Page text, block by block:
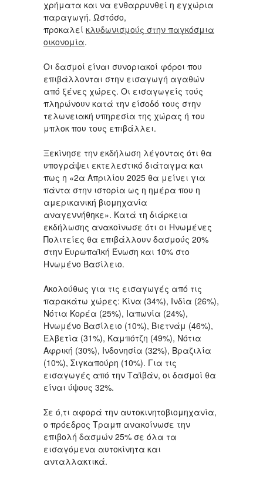
χρήματα και να ενθαρρυνθεί η εγχώρια
παραγωγή. Ωστόσο,
προκαλεί κλυδωνισμούς στην παγκόσμια
οικονομία.
Οι δασμοί είναι συνοριακοί φόροι που
επιβάλλονται στην εισαγωγή αγαθών
από ξένες χώρες. Οι εισαγωγείς τούς
πληρώνουν κατά την είσοδό τους στην
τελωνειακή υπηρεσία της χώρας ή του
μπλοκ που τους επιβάλλει.
Ξεκίνησε την εκδήλωση λέγοντας ότι θα
υπογράψει εκτελεστικό διάταγμα και
πως η «2α Απριλίου 2025 θα μείνει για
πάντα στην ιστορία ως η ημέρα που η
αμερικανική βιομηχανία
αναγεννήθηκε». Κατά τη διάρκεια
εκδήλωσης ανακοίνωσε ότι οι Ηνωμένες
Πολιτείες θα επιβάλλουν δασμούς 20%
στην Ευρωπαϊκή Ένωση και 10% στο
Ηνωμένο Βασίλειο.
Ακολούθως για τις εισαγωγές από τις
παρακάτω χώρες: Κίνα (34%), Ινδία (26%),
Νότια Κορέα (25%), Ιαπωνία (24%),
Ηνωμένο Βασίλειο (10%), Βιετνάμ (46%),
Ελβετία (31%), Καμπότζη (49%), Νότια
Αφρική (30%), Ινδονησία (32%), Βραζιλία
(10%), Σιγκαπούρη (10%). Για τις
εισαγωγές από την Ταϊβάν, οι δασμοί θα
είναι ύψους 32%.
Σε ό,τι αφορά την αυτοκινητοβιομηχανία,
ο πρόεδρος Τραμπ ανακοίνωσε την
επιβολή δασμών 25% σε όλα τα
εισαγόμενα αυτοκίνητα και
ανταλλακτικά.